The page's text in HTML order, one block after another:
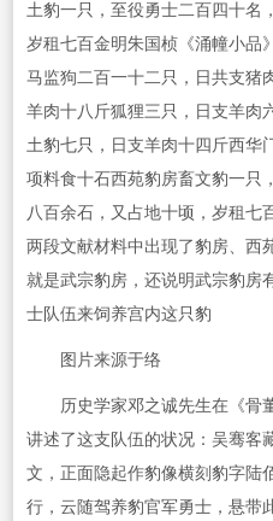
土豹一只，至役勇士二百四十名
岁租七百金明朱国桢《涌幢小品
马监狗二百一十二只，日共支猪
羊肉十八斤狐狸三只，日支羊肉
土豹七只，日支羊肉十四斤西华
项料食十石西苑豹房畜文豹一只
八百余石，又占地十顷，岁租七
两段文献材料中出现了豹房、西
就是武宗豹房，还说明武宗豹房
士队伍来饲养宫内这只豹
图片来源于络
历史学家邓之诚先生在《骨董
讲述了这支队伍的状况：吴骞客
文，正面隐起作豹像横刻豹字陆
行，云随驾养豹官军勇士，悬带